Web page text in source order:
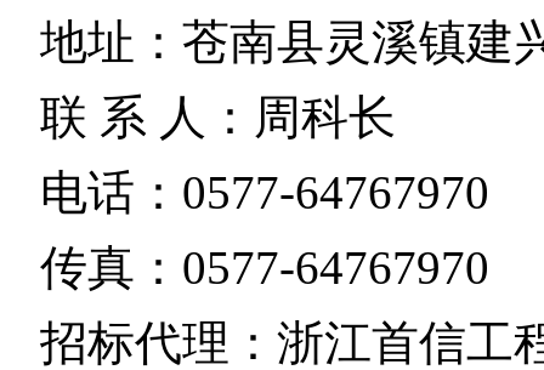
地址：苍南县灵溪镇建
联 系 人：周科长
电话：0577-64767970
传真：0577-64767970
招标代理：浙江首信工